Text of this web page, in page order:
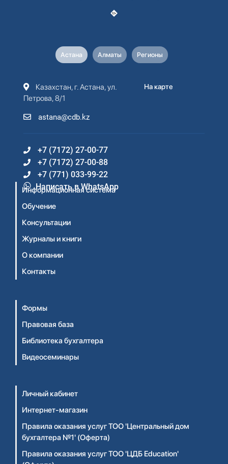
Астана Алматы Регионы
Казахстан, г. Астана, ул.
Петрова, 8/1
astana@cdb.kz
На карте
+7 (7172) 27-00-77
+7 (7172) 27-00-88
+7 (771) 033-99-22
Написать в WhatsApp
Информационная система
Обучение
Консультации
Журналы и книги
О компании
Контакты
Формы
Правовая база
Библиотека бухгалтера
Видеосеминары
Личный кабинет
Интернет-магазин
Правила оказания услуг ТОО 'Центральный дом
бухгалтера №1' (Оферта)
Правила оказания услуг ТОО 'ЦДБ Education'